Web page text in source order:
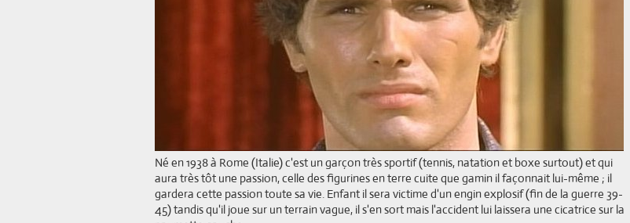
Né en 1938 à Rome (Italie) c'est un garçon très sportif (tennis, natation et boxe surtout) et qui
aura très tôt une passion, celle des figurines en terre cuite que gamin il façonnait lui-même ; il
gardera cette passion toute sa vie. Enfant il sera victime d'un engin explosif (fin de la guerre 39-
45) tandis qu'il joue sur un terrain vague, il s'en sort mais l'accident lui laissera une cicatrice sur la